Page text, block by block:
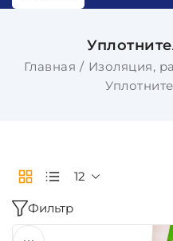
Главная
Изоляция,
Фильтр
12